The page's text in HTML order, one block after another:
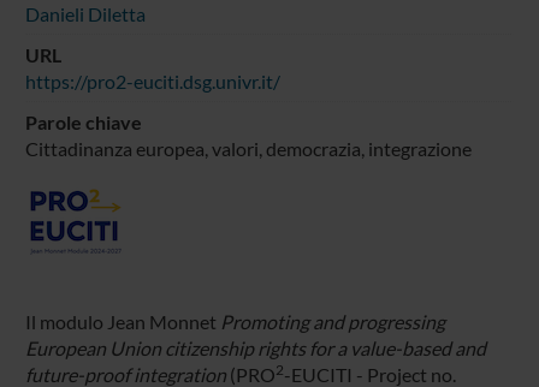
Danieli Diletta
URL
https://pro2-euciti.dsg.univr.it/
Parole chiave
Cittadinanza europea, valori, democrazia, integrazione
Il modulo Jean Monnet Promoting and progressing
European Union citizenship rights for a value-based and
future-proof integration(PRO2-EUCITI - Project no.